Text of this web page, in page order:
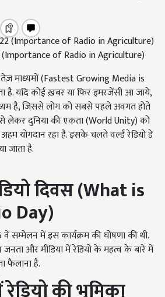
of Radio in Agriculture)
माध्यमों (Fastest Growing Media is
है. यदि कोई ख़बर या फिर इमरजेंसी आ जाये,
है, जिससे लोग को सबसे पहले अवगत होते
से लेकर दुनिया की एकता (World Unity) को
योगदान रहा है. इसके चलते वर्ल्ड रेडियो डे
जाता है.
दिवस (What is
Day)
सम्मेलन में इस कार्यक्रम की घोषणा की थी.
जनता और मीडिया में रेडियो के महत्व के बारे में
फैलाना है.